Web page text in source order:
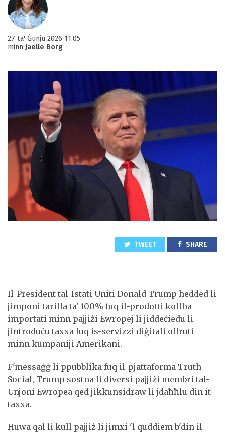
27 ta' Ġunju 2026 11:05
minn Jaelle Borg
TWEET SHARE
Il-President tal-Istati Uniti Donald Trump hedded li
jimponi tariffa ta' 100% fuq il-prodotti kollha
importati minn pajjiżi Ewropej li jiddeċiedu li
jintroduċu taxxa fuq is-servizzi diġitali offruti
minn kumpaniji Amerikani.
F'messaġġ li ppubblika fuq il-pjattaforma Truth
Social, Trump sostna li diversi pajjiżi membri tal-
Unjoni Ewropea qed jikkunsidraw li jdaħħlu din it-
taxxa.
Huwa qal li kull pajjiż li jimxi 'l quddiem b'din il-